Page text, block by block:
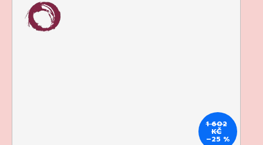
1 602
KČ
–25 %
Původně:
135